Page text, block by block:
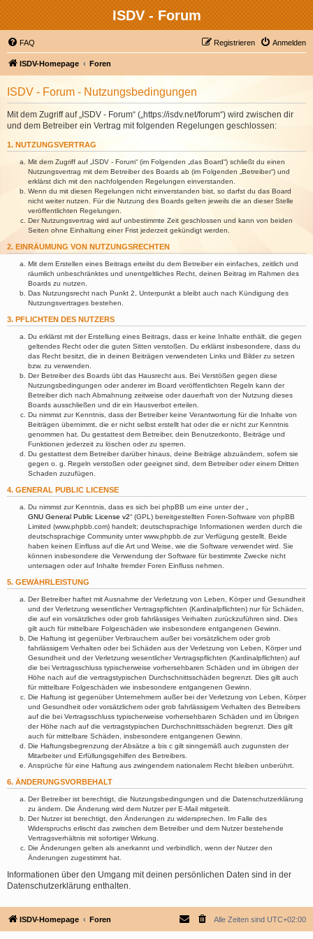
ISDV - Forum
FAQ Anmelden
Registrieren
ISDV-Homepage Foren
ISDV - Forum - Nutzungsbedingungen
Mit dem Zugriff auf „ISDV - Forum“ („https://isdv.net/forum“) wird zwischen dir
und dem Betreiber ein Vertrag mit folgenden Regelungen geschlossen:
1. NUTZUNGSVERTRAG
Mit dem Zugriff auf „ISDV - Forum“ (im Folgenden „das Board“) schließt du einen
Nutzungsvertrag mit dem Betreiber des Boards ab (im Folgenden „Betreiber“) und
erklärst dich mit den nachfolgenden Regelungen einverstanden.
Wenn du mit diesen Regelungen nicht einverstanden bist, so darfst du das Board
nicht weiter nutzen. Für die Nutzung des Boards gelten jeweils die an dieser Stelle
veröffentlichten Regelungen.
Der Nutzungsvertrag wird auf unbestimmte Zeit geschlossen und kann von beiden
Seiten ohne Einhaltung einer Frist jederzeit gekündigt werden.
2. EINRÄUMUNG VON NUTZUNGSRECHTEN
Mit dem Erstellen eines Beitrags erteilst du dem Betreiber ein einfaches, zeitlich und
räumlich unbeschränktes und unentgeltliches Recht, deinen Beitrag im Rahmen des
Boards zu nutzen.
Das Nutzungsrecht nach Punkt 2, Unterpunkt a bleibt auch nach Kündigung des
Nutzungsvertrages bestehen.
3. PFLICHTEN DES NUTZERS
Du erklärst mit der Erstellung eines Beitrags, dass er keine Inhalte enthält, die gegen
geltendes Recht oder die guten Sitten verstoßen. Du erklärst insbesondere, dass du
das Recht besitzt, die in deinen Beiträgen verwendeten Links und Bilder zu setzen
bzw. zu verwenden.
Der Betreiber des Boards übt das Hausrecht aus. Bei Verstößen gegen diese
Nutzungsbedingungen oder anderer im Board veröffentlichten Regeln kann der
Betreiber dich nach Abmahnung zeitweise oder dauerhaft von der Nutzung dieses
Boards ausschließen und dir ein Hausverbot erteilen.
Du nimmst zur Kenntnis, dass der Betreiber keine Verantwortung für die Inhalte von
Beiträgen übernimmt, die er nicht selbst erstellt hat oder die er nicht zur Kenntnis
genommen hat. Du gestattest dem Betreiber, dein Benutzerkonto, Beiträge und
Funktionen jederzeit zu löschen oder zu sperren.
Du gestattest dem Betreiber darüber hinaus, deine Beiträge abzuändern, sofern sie
gegen o. g. Regeln verstoßen oder geeignet sind, dem Betreiber oder einem Dritten
Schaden zuzufügen.
4. GENERAL PUBLIC LICENSE
Du nimmst zur Kenntnis, dass es sich bei phpBB um eine unter der „
GNU General Public License v2“ (GPL) bereitgestellten Foren-Software von phpBB
Limited (www.phpbb.com) handelt; deutschsprachige Informationen werden durch die
deutschsprachige Community unter www.phpbb.de zur Verfügung gestellt. Beide
haben keinen Einfluss auf die Art und Weise, wie die Software verwendet wird. Sie
können insbesondere die Verwendung der Software für bestimmte Zwecke nicht
untersagen oder auf Inhalte fremder Foren Einfluss nehmen.
5. GEWÄHRLEISTUNG
Der Betreiber haftet mit Ausnahme der Verletzung von Leben, Körper und Gesundheit
und der Verletzung wesentlicher Vertragspflichten (Kardinalpflichten) nur für Schäden,
die auf ein vorsätzliches oder grob fahrlässiges Verhalten zurückzuführen sind. Dies
gilt auch für mittelbare Folgeschäden wie insbesondere entgangenen Gewinn.
Die Haftung ist gegenüber Verbrauchern außer bei vorsätzlichem oder grob
fahrlässigem Verhalten oder bei Schäden aus der Verletzung von Leben, Körper und
Gesundheit und der Verletzung wesentlicher Vertragspflichten (Kardinalpflichten) auf
die bei Vertragsschluss typischerweise vorhersehbaren Schäden und im übrigen der
Höhe nach auf die vertragstypischen Durchschnittsschäden begrenzt. Dies gilt auch
für mittelbare Folgeschäden wie insbesondere entgangenen Gewinn.
Die Haftung ist gegenüber Unternehmern außer bei der Verletzung von Leben, Körper
und Gesundheit oder vorsätzlichem oder grob fahrlässigem Verhalten des Betreibers
auf die bei Vertragsschluss typischerweise vorhersehbaren Schäden und im Übrigen
der Höhe nach auf die vertragstypischen Durchschnittsschäden begrenzt. Dies gilt
auch für mittelbare Schäden, insbesondere entgangenen Gewinn.
Die Haftungsbegrenzung der Absätze a bis c gilt sinngemäß auch zugunsten der
Mitarbeiter und Erfüllungsgehilfen des Betreibers.
Ansprüche für eine Haftung aus zwingendem nationalem Recht bleiben unberührt.
6. ÄNDERUNGSVORBEHALT
Der Betreiber ist berechtigt, die Nutzungsbedingungen und die Datenschutzerklärung
zu ändern. Die Änderung wird dem Nutzer per E-Mail mitgeteilt.
Der Nutzer ist berechtigt, den Änderungen zu widersprechen. Im Falle des
Widerspruchs erlischt das zwischen dem Betreiber und dem Nutzer bestehende
Vertragsverhältnis mit sofortiger Wirkung.
Die Änderungen gelten als anerkannt und verbindlich, wenn der Nutzer den
Änderungen zugestimmt hat.
Informationen über den Umgang mit deinen persönlichen Daten sind in der
Datenschutzerklärung enthalten.
ISDV-Homepage Foren Alle Zeiten sind UTC+02:00